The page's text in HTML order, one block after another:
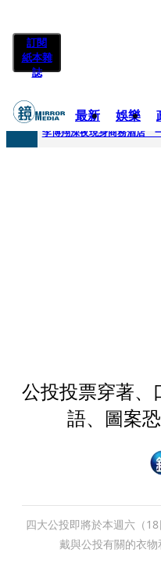
訂閱
紙本雜
誌
最新 娛樂
快訊
李博翔深夜現身商務酒店
公投投票穿著
語、圖案
四大公投即將於本週六（
戴與公投有關的衣物